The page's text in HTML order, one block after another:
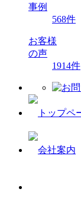
事例
568件
お客様
の声
1914件